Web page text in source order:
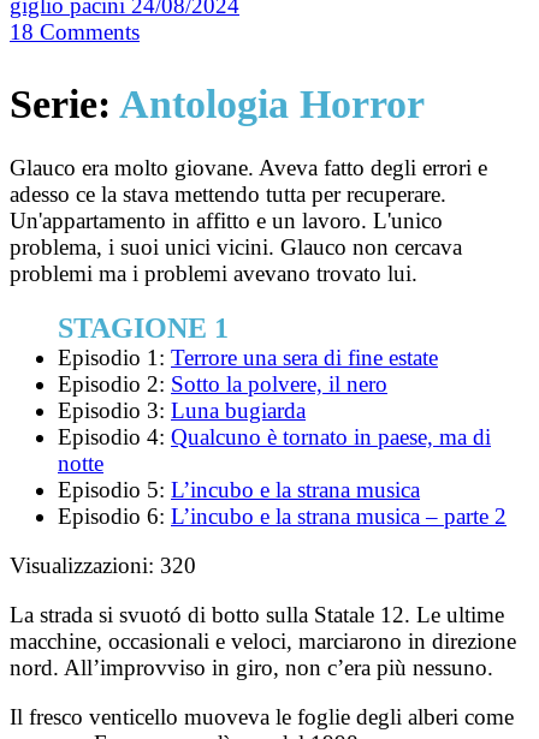
giglio pacini 24/08/2024
18 Comments
Serie: Antologia Horror
Glauco era molto giovane. Aveva fatto degli errori e
adesso ce la stava mettendo tutta per recuperare.
Un'appartamento in affitto e un lavoro. L'unico
problema, i suoi unici vicini. Glauco non cercava
problemi ma i problemi avevano trovato lui.
STAGIONE 1
Episodio 1: Terrore una sera di fine estate
Episodio 2: Sotto la polvere, il nero
Episodio 3: Luna bugiarda
Episodio 4: Qualcuno è tornato in paese, ma di
notte
Episodio 5: L’incubo e la strana musica
Episodio 6: L’incubo e la strana musica – parte 2
Visualizzazioni: 320
La strada si svuotó di botto sulla Statale 12. Le ultime
macchine, occasionali e veloci, marciarono in direzione
nord. All’improvviso in giro, non c’era più nessuno.
Il fresco venticello muoveva le foglie degli alberi come